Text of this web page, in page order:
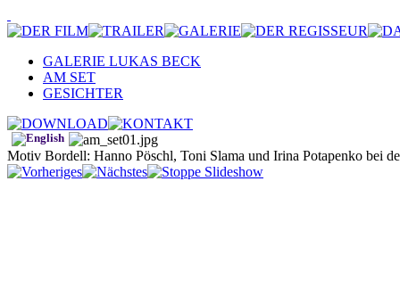
GALERIE LUKAS BECK
AM SET
GESICHTER
Motiv Bordell: Hanno Pöschl, Toni Slama und Irina Potapenko bei